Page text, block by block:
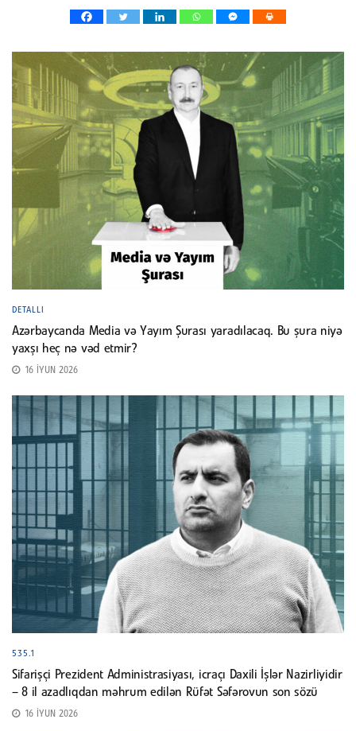
DETALLI
Azərbaycanda Media və Yayım Şurası yaradılacaq. Bu şura niyə
yaxşı heç nə vəd etmir?
16 İYUN 2026
535.1
Sifarişçi Prezident Administrasiyası, icraçı Daxili İşlər Nazirliyidir
– 8 il azadlıqdan məhrum edilən Rüfət Səfərovun son sözü
16 İYUN 2026